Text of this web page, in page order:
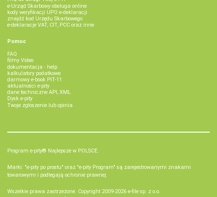
e-Urząd Skarbowy obsługa online
kody weryfikacji UPO e-deklaracji
znajdź kod Urzędu Skarbowego
e-deklaracje VAT, CIT, PCC oraz inne
Pomoc
FAQ
filmy Video
dokumentacja - help
kalkulatory podatkowe
darmowy e-book PIT-11
aktualności e-pity
dane techniczne API, XML
Dysk e-pity
Twoje zgłoszenie lub opinia
Program e-pity® Najlepsze w POLSCE.
Marki: "e-pity po prostu" oraz "e-pity Program" są zarejestrowanymi znakami
towarowymi i podlegają ochronie prawnej.
Wszelkie prawa zastrzeżone. Copyright 2009-2026 e-file sp. z o.o.